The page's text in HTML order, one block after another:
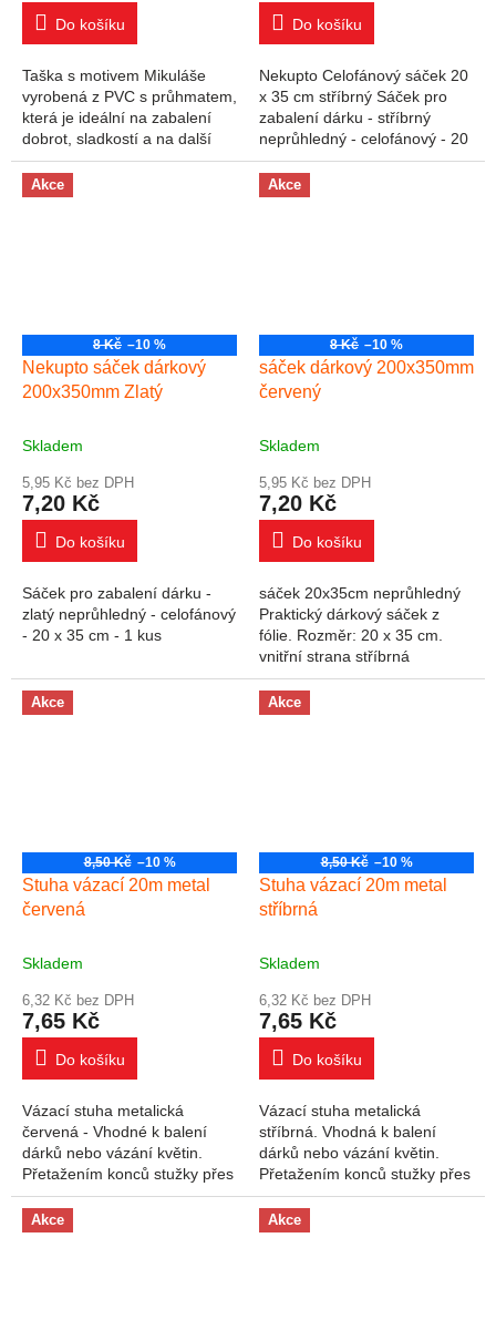
Do košíku
Taška s motivem Mikuláše
vyrobená z PVC s průhmatem,
která je ideální na zabalení
dobrot, sladkostí a na další
mikulášskou nadílku pro děti.
Do košíku
Nekupto Celofánový sáček 20
x 35 cm stříbrný Sáček pro
zabalení dárku - stříbrný
neprůhledný - celofánový - 20
x 35 cm - 1 kus
Akce
8 Kč –10 %
Nekupto sáček dárkový
200x350mm Zlatý
Skladem
5,95 Kč bez DPH
7,20 Kč
Do košíku
Sáček pro zabalení dárku -
zlatý neprůhledný - celofánový
- 20 x 35 cm - 1 kus
Akce
8 Kč –10 %
sáček dárkový 200x350mm
červený
Skladem
5,95 Kč bez DPH
7,20 Kč
Do košíku
sáček 20x35cm neprůhledný
Praktický dárkový sáček z
fólie. Rozměr: 20 x 35 cm.
vnitřní strana stříbrná
Akce
8,50 Kč –10 %
Stuha vázací 20m metal
červená
Skladem
6,32 Kč bez DPH
7,65 Kč
Do košíku
Vázací stuha metalická
červená - Vhodné k balení
dárků nebo vázání květin.
Přetažením konců stužky přes
nůžky můžete vytvářet
nádherné lokny a stuhu různě
zakroutit. Díky tomu...
Akce
8,50 Kč –10 %
Stuha vázací 20m metal
stříbrná
Skladem
6,32 Kč bez DPH
7,65 Kč
Do košíku
Vázací stuha metalická
stříbrná. Vhodná k balení
dárků nebo vázání květin.
Přetažením konců stužky přes
nůžky můžete vytvářet
nádherné lokny a stuhu různě
zakroutit. Díky tomu...
Akce Akce